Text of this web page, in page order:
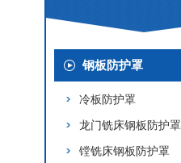
钢板防护罩
冷板防护罩
龙门铣床钢板防护罩
镗铣床钢板防护罩